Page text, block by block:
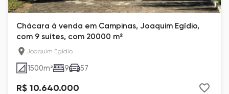
Chácara à venda em Campinas, Joaquim Egídio,
com 9 suítes, com 20000 m²
Joaquim Egídio
1500m² 9 57
R$ 10.640.000